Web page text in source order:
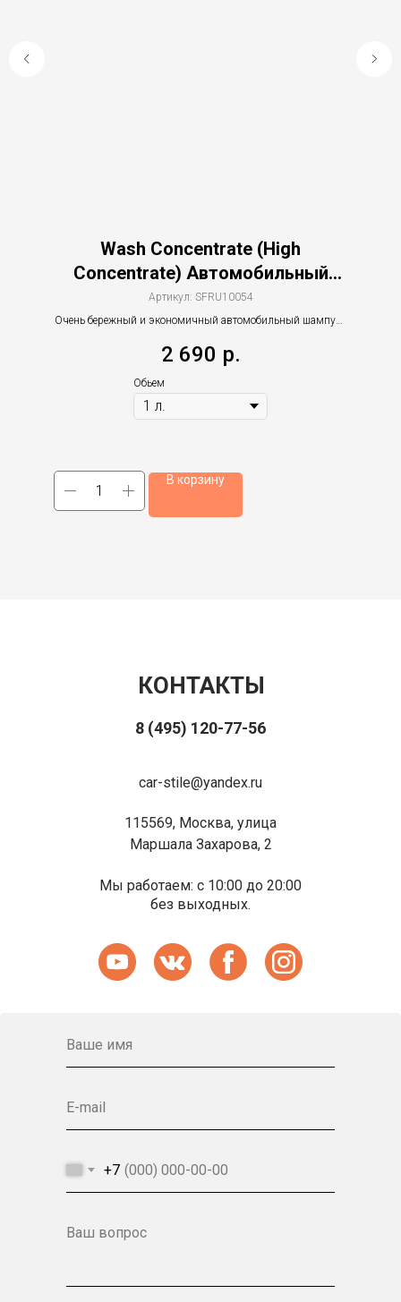
Wash Concentrate (High
Concentrate) Автомобильный
шампунь и концентрированное
моющее средство
Артикул: SFRU10054
Очень бережный и экономичный автомобильный шампунь
2 690 р.
Обьем
В корзину
КОНТАКТЫ
Ваше имя
E-mail
+7
Ваш вопрос
8 (495) 120-77-56
car-stile@yandex.ru
115569, Москва, улица
Маршала Захарова, 2
Мы работаем: с 10:00 до 20:00
без выходных.